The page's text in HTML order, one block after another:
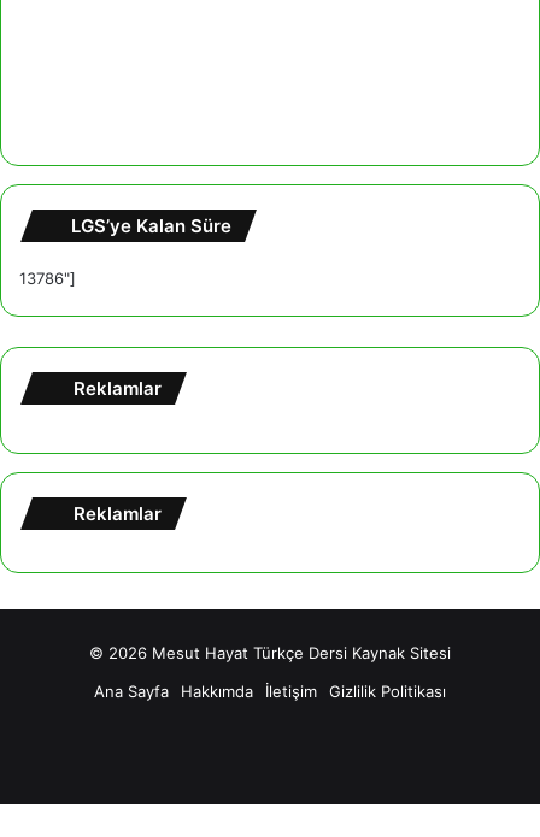
LGS’ye Kalan Süre
13786"]
Reklamlar
Reklamlar
© 2026 Mesut Hayat Türkçe Dersi Kaynak Sitesi
Ana Sayfa
Hakkımda İletişim Gizlilik Politikası